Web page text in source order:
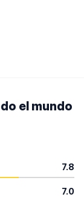
el mundo
7.8
7.0